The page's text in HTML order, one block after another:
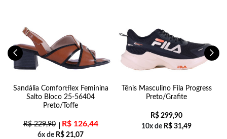
Sandália Comfortflex Feminina
Salto Bloco 25-56404
Preto/Toffe
R$229,90 R$126,44
6x de R$ 21,07
Tênis Masculino Fila Progress
Preto/Grafite
R$ 299,90
10x de R$ 31,49